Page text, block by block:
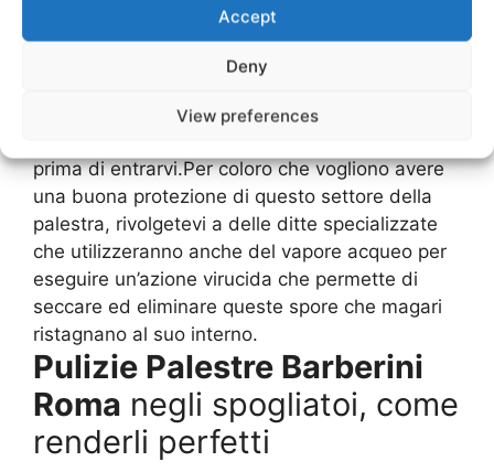
Accept
Deny
View preferences
problema.Un consiglio è quello di valutare
Pulizie Palestre Barberini Roma
e nei piatti doccia, ma anche a bagnare molto
prima di entrarvi.Per coloro che vogliono avere
una buona protezione di questo settore della
palestra, rivolgetevi a delle ditte specializzate
che utilizzeranno anche del vapore acqueo per
eseguire un’azione virucida che permette di
seccare ed eliminare queste spore che magari
ristagnano al suo interno.
Pulizie Palestre Barberini
Roma negli spogliatoi, come
renderli perfetti